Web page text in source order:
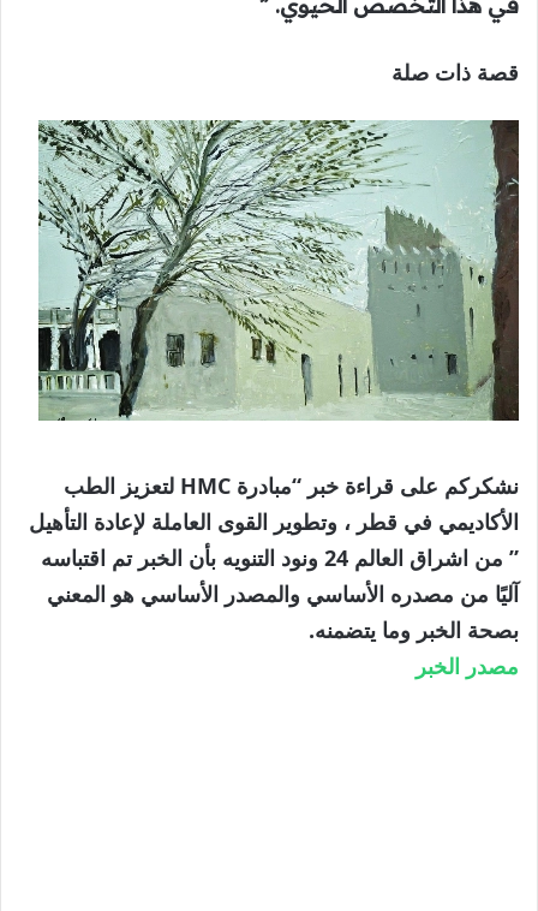
قصة ذات صلة
نشكركم على قراءة خبر “مبادرة HMC لتعزيز الطب
الأكاديمي في قطر ، وتطوير القوى العاملة لإعادة التأهيل
” من اشراق العالم 24 ونود التنويه بأن الخبر تم اقتباسه
آليًا من مصدره الأساسي والمصدر الأساسي هو المعني
بصحة الخبر وما يتضمنه.
مصدر الخبر